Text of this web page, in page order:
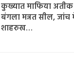
कुख्यात माफिया
बंगला मन्नत सील, जांच
शाहरुख…